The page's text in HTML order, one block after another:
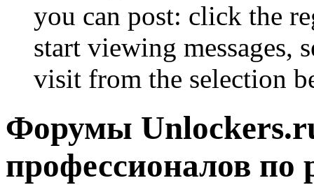
you can post: click the
start viewing messages,
visit from the selection
Форумы
профессионалов по